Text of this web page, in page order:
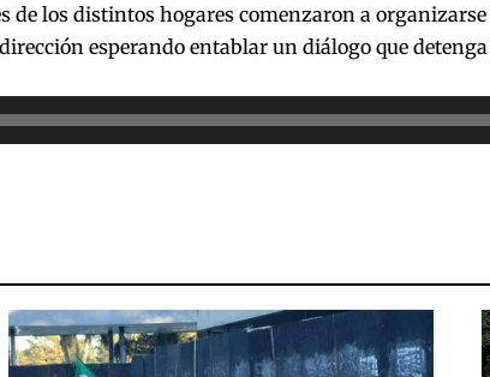
de los distintos hogares comenzaron a
esperando entablar un diálogo que